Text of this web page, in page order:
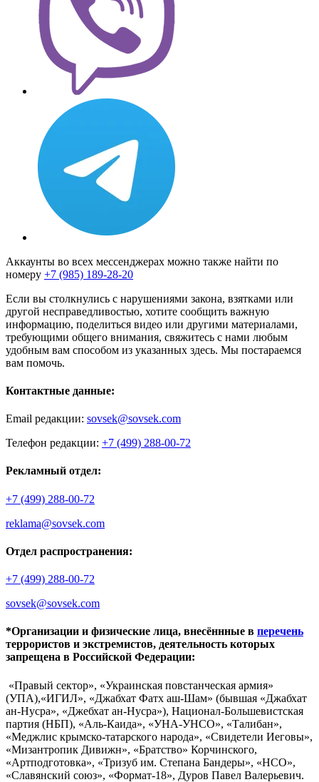
Аккаунты во всех мессенджерах можно также найти по
номеру +7 (985) 189-28-20
Если вы столкнулись с нарушениями закона, взятками или
другой несправедливостью, хотите сообщить важную
информацию, поделиться видео или другими материалами,
требующими общего внимания, свяжитесь с нами любым
удобным вам способом из указанных здесь. Мы постараемся
вам помочь.
Контактные данные:
Email редакции: sovsek@sovsek.com
Телефон редакции: +7 (499) 288-00-72
Рекламный отдел:
+7 (499) 288-00-72
reklama@sovsek.com
Отдел распространения:
+7 (499) 288-00-72
sovsek@sovsek.com
*Организации и физические лица, внесённные в перечень
террористов и экстремистов, деятельность которых
запрещена в Российской Федерации:
«Правый сектор», «Украинская повстанческая армия»
(УПА),«ИГИЛ», «Джабхат Фатх аш-Шам» (бывшая «Джабхат
ан-Нусра», «Джебхат ан-Нусра»), Национал-Большевистская
партия (НБП), «Аль-Каида», «УНА-УНСО», «Талибан»,
«Меджлис крымско-татарского народа», «Свидетели Иеговы»,
«Мизантропик Дивижн», «Братство» Корчинского,
«Артподготовка», «Тризуб им. Степана Бандеры», «НСО»,
«Славянский союз», «Формат-18», Дуров Павел Валерьевич.